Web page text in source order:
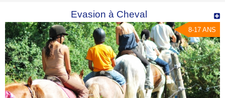
Evasion à Cheval
8-17 ANS